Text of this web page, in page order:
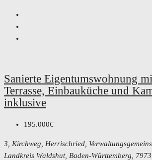
Sanierte Eigentumswohnung
Terrasse, Einbauküche und
inklusive
195.000€
3, Kirchweg, Herrischried,
Landkreis Waldshut, Baden-Württemberg,